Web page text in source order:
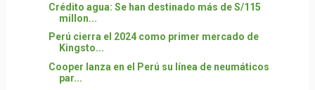
Crédito agua: Se han destinado más de S/115
millon...
Perú cierra el 2024 como primer mercado de
Kingsto...
Cooper lanza en el Perú su línea de neumáticos
par...